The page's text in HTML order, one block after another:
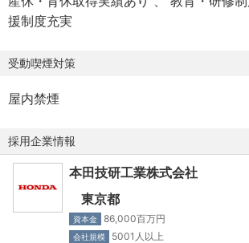
※事業所/職場によりフレックスタイム制
※休憩時間：原則1時間
■休日・休暇
・長期休暇あり（GW、夏季、年末年始）
・平均有休取得日数18.6日(2024年)
・年次有給休暇…16日～20日/年 ※勤続
・慶弔休暇（結婚休暇：6日、忌引休暇
応じて付与）
・特別休暇
●新しいことへ果敢にチャレンジし、困
強く解決策を見出せる方
援制度充実
受動喫煙対策
屋内禁煙
採用企業情報
本田技研工業株式会社
東京都
資本金 86,000百万円
会社規模 5001人以上